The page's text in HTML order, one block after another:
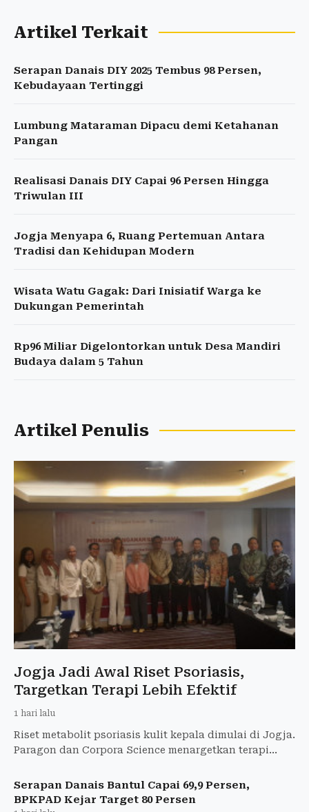
Artikel Terkait
Serapan Danais DIY 2025 Tembus 98 Persen,
Kebudayaan Tertinggi
Lumbung Mataraman Dipacu demi Ketahanan
Pangan
Realisasi Danais DIY Capai 96 Persen Hingga
Triwulan III
Jogja Menyapa 6, Ruang Pertemuan Antara
Tradisi dan Kehidupan Modern
Wisata Watu Gagak: Dari Inisiatif Warga ke
Dukungan Pemerintah
Rp96 Miliar Digelontorkan untuk Desa Mandiri
Budaya dalam 5 Tahun
Artikel Penulis
Jogja Jadi Awal Riset Psoriasis,
Targetkan Terapi Lebih Efektif
1 hari lalu
Riset metabolit psoriasis kulit kepala dimulai di Jogja.
Paragon dan Corpora Science menargetkan terapi
Serapan Danais Bantul Capai 69,9 Persen,
BPKPAD Kejar Target 80 Persen